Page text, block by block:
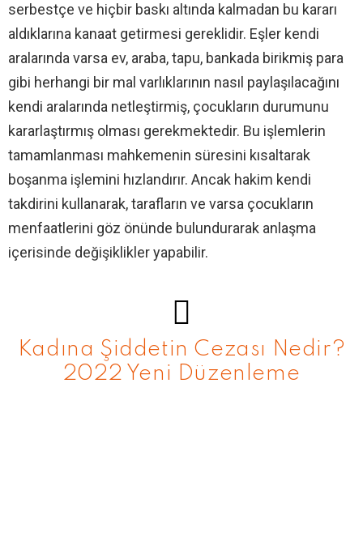
serbestçe ve hiçbir baskı altında kalmadan bu kararı
aldıklarına kanaat getirmesi gereklidir. Eşler kendi
aralarında varsa ev, araba, tapu, bankada birikmiş para
gibi herhangi bir mal varlıklarının nasıl paylaşılacağını
kendi aralarında netleştirmiş, çocukların durumunu
kararlaştırmış olması gerekmektedir. Bu işlemlerin
tamamlanması mahkemenin süresini kısaltarak
boşanma işlemini hızlandırır. Ancak hakim kendi
takdirini kullanarak, tarafların ve varsa çocukların
menfaatlerini göz önünde bulundurarak anlaşma
içerisinde değişiklikler yapabilir.
Kadına Şiddetin Cezası Nedir?
2022 Yeni Düzenleme